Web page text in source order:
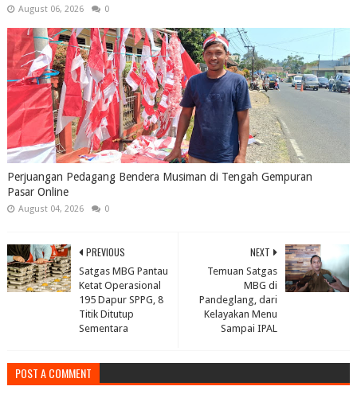
August 06, 2026 0
Perjuangan Pedagang Bendera Musiman di Tengah Gempuran
Pasar Online
August 04, 2026 0
NEXT
Temuan Satgas
MBG di
Pandeglang, dari
Kelayakan Menu
Sampai IPAL
PREVIOUS
Satgas MBG Pantau
Ketat Operasional
195 Dapur SPPG, 8
Titik Ditutup
Sementara
POST A COMMENT